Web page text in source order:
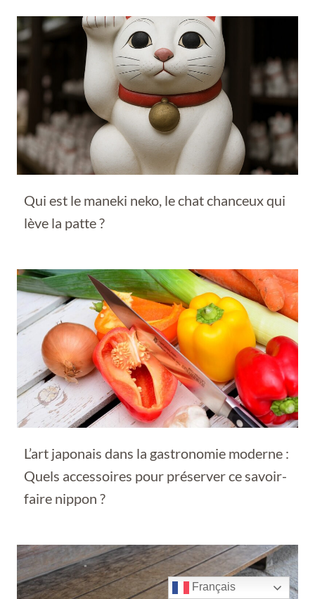
Qui est le maneki neko, le chat chanceux qui
lève la patte ?
L’art japonais dans la gastronomie moderne :
Quels accessoires pour préserver ce savoir-
faire nippon ?
Français